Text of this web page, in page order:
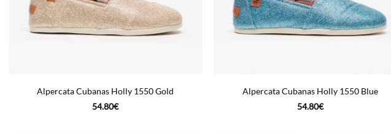
Alpercata Cubanas Holly 1550 Gold
54.80€
Alpercata Cubanas Holly 1550 Blue
54.80€